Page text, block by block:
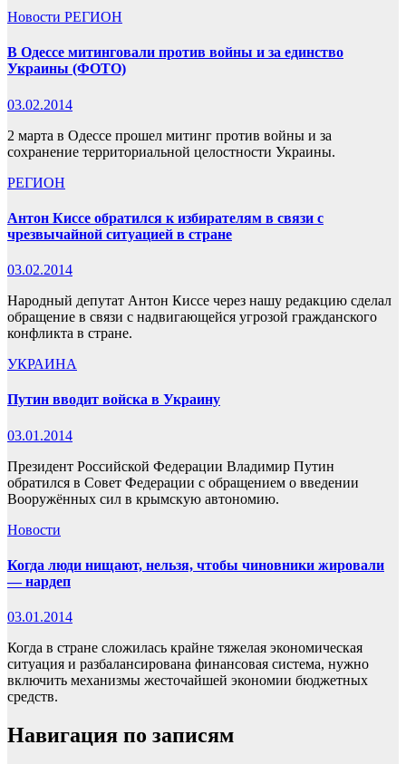
Новости РЕГИОН
В Одессе митинговали против войны и за единство
Украины (ФОТО)
03.02.2014
2 марта в Одессе прошел митинг против войны и за
сохранение территориальной целостности Украины.
РЕГИОН
Антон Киссе обратился к избирателям в связи с
чрезвычайной ситуацией в стране
03.02.2014
Народный депутат Антон Киссе через нашу редакцию сделал
обращение в связи с надвигающейся угрозой гражданского
конфликта в стране.
УКРАИНА
Путин вводит войска в Украину
03.01.2014
Президент Российской Федерации Владимир Путин
обратился в Совет Федерации с обращением о введении
Вооружённых сил в крымскую автономию.
Новости
Когда люди нищают, нельзя, чтобы чиновники жировали
— нардеп
03.01.2014
Когда в стране сложилась крайне тяжелая экономическая
ситуация и разбалансирована финансовая система, нужно
включить механизмы жесточайшей экономии бюджетных
средств.
Навигация по записям